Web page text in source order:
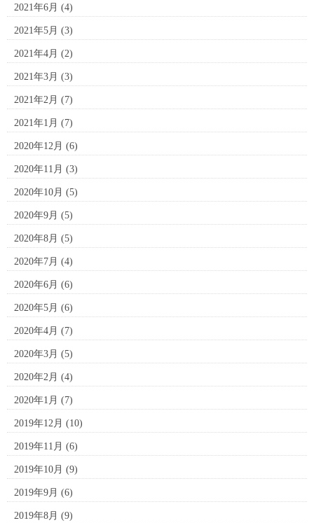
2021年6月 (4)
2021年5月 (3)
2021年4月 (2)
2021年3月 (3)
2021年2月 (7)
2021年1月 (7)
2020年12月 (6)
2020年11月 (3)
2020年10月 (5)
2020年9月 (5)
2020年8月 (5)
2020年7月 (4)
2020年6月 (6)
2020年5月 (6)
2020年4月 (7)
2020年3月 (5)
2020年2月 (4)
2020年1月 (7)
2019年12月 (10)
2019年11月 (6)
2019年10月 (9)
2019年9月 (6)
2019年8月 (9)